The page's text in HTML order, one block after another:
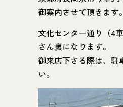
御案内させて頂きます
文化センター通り（4
さん裏になります。
御来店下さる際は、駐
い。